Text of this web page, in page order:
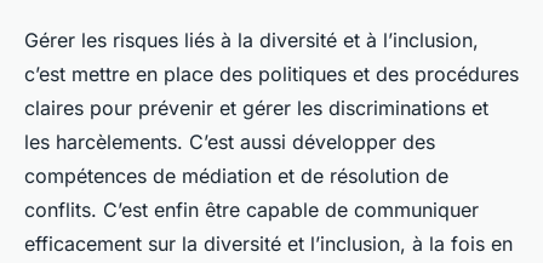
Gérer les risques liés à la diversité et à l’inclusion,
c’est mettre en place des politiques et des procédures
claires pour prévenir et gérer les discriminations et
les harcèlements. C’est aussi développer des
compétences de médiation et de résolution de
conflits. C’est enfin être capable de communiquer
efficacement sur la diversité et l’inclusion, à la fois en